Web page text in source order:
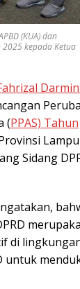
(KUA) dan
2025 kepada Ketua
(PPAS) Tahun
Sidang
di
untuk